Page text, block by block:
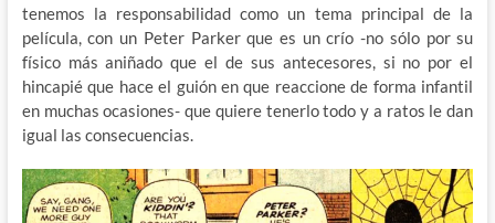
tenemos la responsabilidad como un tema principal de la
película, con un Peter Parker que es un crío -no sólo por su
físico más aniñado que el de sus antecesores, si no por el
hincapié que hace el guión en que reaccione de forma infantil
en muchas ocasiones- que quiere tenerlo todo y a ratos le dan
igual las consecuencias.